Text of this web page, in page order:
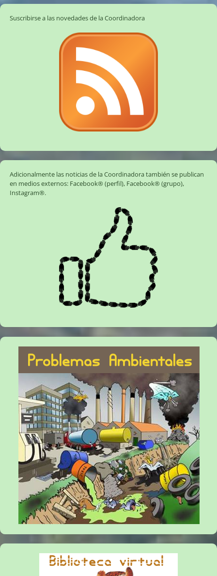
Suscribirse a las novedades de la Coordinadora
Adicionalmente las noticias de la Coordinadora también se publican
en medios externos: Facebook® (perfil), Facebook® (grupo),
Instagram®.